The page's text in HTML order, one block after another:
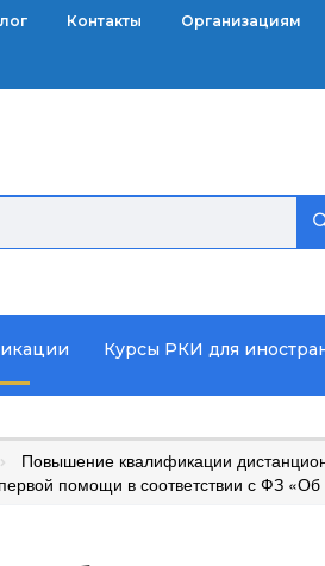
Организациям
Контакты
Курсы РКИ для
Повышение квалификации
помощи в соответствии с ФЗ